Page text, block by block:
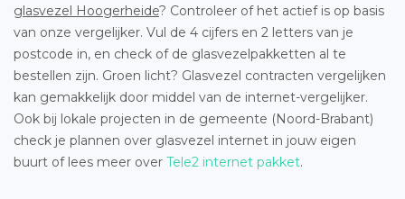
glasvezel Hoogerheide? Controleer of het actief is op basis
van onze vergelijker. Vul de 4 cijfers en 2 letters van je
postcode in, en check of de glasvezelpakketten al te
bestellen zijn. Groen licht? Glasvezel contracten vergelijken
kan gemakkelijk door middel van de internet-vergelijker.
Ook bij lokale projecten in de gemeente (Noord-Brabant)
check je plannen over glasvezel internet in jouw eigen
buurt of lees meer over Tele2 internet pakket.